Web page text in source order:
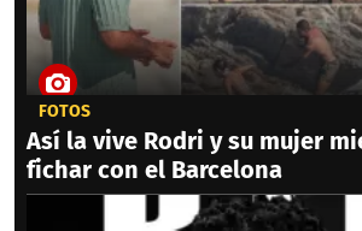
FOTOS
Así la vive Rodri y su mujer
fichar con el Barcelona